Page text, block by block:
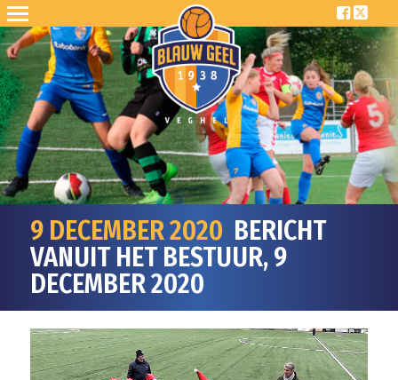
9 DECEMBER 2020 BERICHT
VANUIT HET BESTUUR, 9
DECEMBER 2020